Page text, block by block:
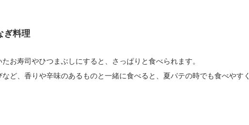
ぎ料理
お寿司やひつまぶしにすると、さっぱりと食べられます。
ど、香りや辛味のあるものと一緒に食べると、夏バテの時でも食べやすく